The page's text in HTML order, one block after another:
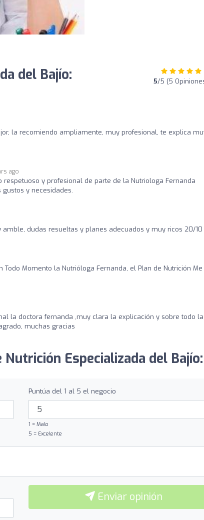
del Bajío:
5/5 (5
la recomiendo ampliamente, muy profesional, te explica
ago
respetuoso y profesional de parte de la Nutriologa Fernanda
y necesidades.
dudas resueltas y planes adecuados y muy ricos 20/10
Todo Momento la Nutrióloga Fernanda, el Plan de Nutrición Me
la doctora fernanda ,muy clara la explicación y sobre todo la
muchas gracias
Especializada del Bajío:
Puntúa del 1 al 5 el negocio
1 = Malo
5 = Excelente
Enviar opinión